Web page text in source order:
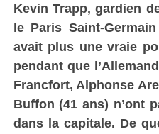
Kevin Trapp, gardien
le Paris Saint-
avait plus une vraie
pendant que
Francfort, Alphonse
Buffon (41 ans) n’ont
dans la capitale. De